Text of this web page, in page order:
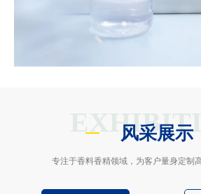
风采展示
专注于香料香精领域，为客户量身定制